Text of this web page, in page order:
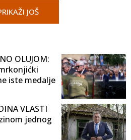
JOŠ
OLUJOM:
iste medalje
VLASTI
jednog